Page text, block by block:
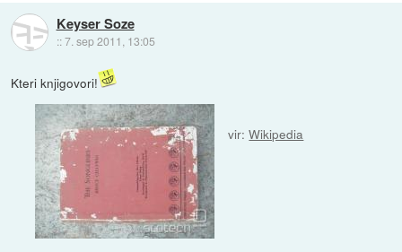
Keyser Soze
::7. sep 2011, 13:05
Kteri knjigovori!
vir:Wikipedia